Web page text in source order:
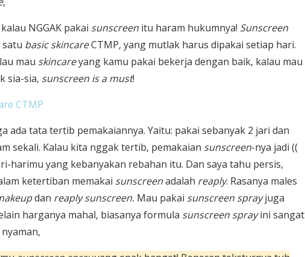
NGGAK pakai sunscreen itu haram hukumnya! Sunscreen
satu basic skincareCTMP, yang mutlak harus dipakai setiap hari.
mau skincareyang kamu pakai bekerja dengan baik, kalau mau
sia-sia, sunscreen is a must!
CTMP
ada tata tertib pemakaiannya. Yaitu: pakai sebanyak 2 jari dan
sekali. Kalau kita nggak tertib, pemakaian sunscreen-nya jadi ((
harimu yang kebanyakan rebahan itu. Dan saya tahu persis,
ketertiban memakai sunscreenadalah reaply. Rasanya males
dan reaply sunscreen. Mau pakai sunscreen sprayjuga
harganya mahal, biasanya formula sunscreen sprayini sangat